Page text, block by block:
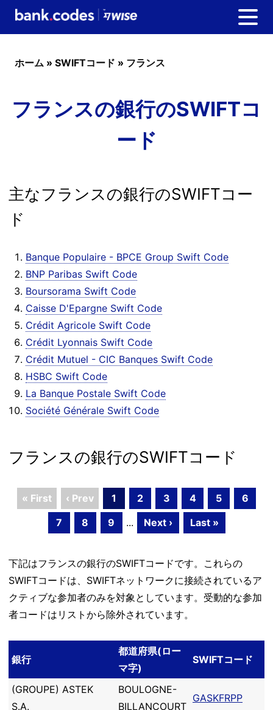
ホーム » SWIFTコード » フランス
フランスの銀行のSWIFTコ
ード
主なフランスの銀行のSWIFTコー
ド
Banque Populaire - BPCE Group Swift Code
BNP Paribas Swift Code
Boursorama Swift Code
Caisse D'Epargne Swift Code
Crédit Agricole Swift Code
Crédit Lyonnais Swift Code
Crédit Mutuel - CIC Banques Swift Code
HSBC Swift Code
La Banque Postale Swift Code
Société Générale Swift Code
フランスの銀行のSWIFTコード
« First ‹ Prev 1 2 3 4 5
6
7
8 9 ... Next › Last »
下記はフランスの銀行のSWIFTコードです。これらの
SWIFTコードは、SWIFTネットワークに接続されているア
クティブな参加者のみを対象としています。受動的な参加
者コードはリストから除外されています。
銀行
都道府県(ロー
マ字)
SWIFTコード
(GROUPE) ASTEK
S.A.
BOULOGNE-
BILLANCOURT
GASKFRPP